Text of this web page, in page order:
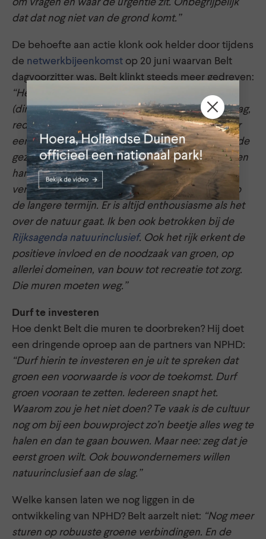
om vragen en waar de urgentie zit. Onbegrijpelijk
dat dat nog niet van de grond komt.”
De behoefte aan actie klonk ook helder door tijdens
de netwerkbijeenkomst op 20 juni waarvan Belt
dagvoorzitter was. Belt klinkt steeds meer gedreven:
“Het verhaal van Harry Wientjens
(directeur coöperatieve Rabobank Regio Den Haag,
red.) is heel duidelijk: groen is ook essentieel voor
een goed economisch vestigingsklimaat en voor de
gezondheid. Daarin hoeven we niet meer te blijven
hangen, dat is bewezen. Het is tijd voor actie. Dit
verdient zich terug in de economie, in de zorg, op
de langere termijn. Er is altijd enthousiasme als het
over de natuur gaat. Ik ben ook betrokken bij de
Rijksagenda natuurinclusief. Ook het rijk erkent de
positieve invloed en de noodzaak van groen, op
allerlei domeinen, van bouw tot recreatie tot zorg.
Die muren moeten weg.”
Durf te investeren
Hoe denkt Belt die muren te doorbreken? Hij doet
een dringende oproep aan de partners van NPHD:
“Durf hierin te investeren en je uit te spreken dat
groen een voorwaarde is voor de toekomst. Durf
groen vooraan te zetten. Iedereen snapt het.
Waarom zou je het niet doen? Te vaak is de cultuur
nog om bij een bouwproject zo’n beetje alles weg te
halen en dan te gaan bouwen. Maar nee: zeg dat je
eerst groen wilt. Ook bouwondernemers willen
natuurinclusief aan de slag.”
Welke kansen laten we nog liggen in de
ontwikkeling van NPHD? Belt aarzelt niet: “Nog meer
sturen op robuuste groene verbindingen. En de